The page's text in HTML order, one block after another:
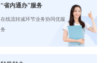
“省内通办”服务
在线流转减环节业务协同优服
务